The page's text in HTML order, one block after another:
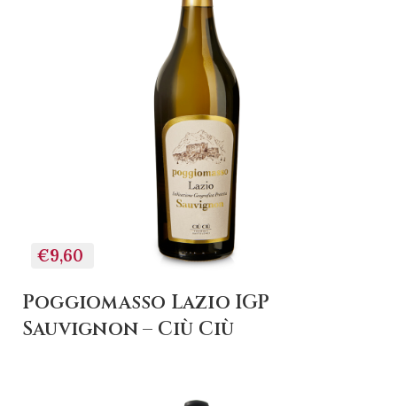
€9,60
+ AGGIUNGI AL
CARRELLO
Poggiomasso Lazio IGP
Sauvignon – Ciù Ciù